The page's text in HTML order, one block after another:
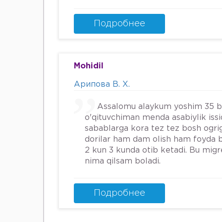
Энди Нима килшини билмай
34га кирдим 3та фарзанди бор
Подробнее
Mohidil
Арипова В. Х.
Assalomu alaykum yoshim 35
o'qituvchiman menda asabiylik
sabablarga kora tez tez bosh
dorilar ham dam olish ham foyda
2 kun 3 kunda otib ketadi. Bu
nima qilsam boladi.
Подробнее